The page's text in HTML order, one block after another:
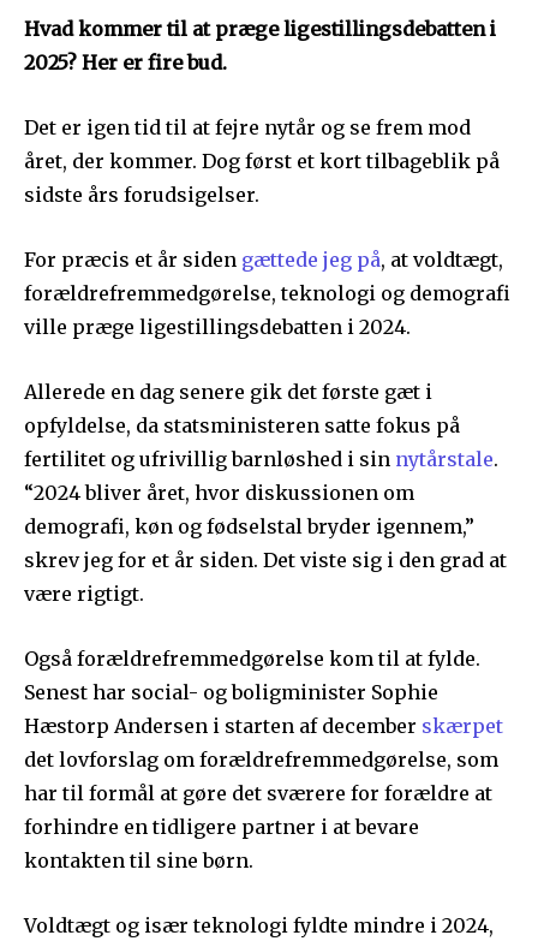
Hvad kommer til at præge ligestillingsdebatten i
2025? Her er fire bud.
Det er igen tid til at fejre nytår og se frem mod
året, der kommer. Dog først et kort tilbageblik på
sidste års forudsigelser.
For præcis et år siden gættede jeg på, at voldtægt,
forældrefremmedgørelse, teknologi og demografi
ville præge ligestillingsdebatten i 2024.
Allerede en dag senere gik det første gæt i
opfyldelse, da statsministeren satte fokus på
fertilitet og ufrivillig barnløshed i sin nytårstale.
“2024 bliver året, hvor diskussionen om
demografi, køn og fødselstal bryder igennem,”
skrev jeg for et år siden. Det viste sig i den grad at
være rigtigt.
Også forældrefremmedgørelse kom til at fylde.
Senest har social- og boligminister Sophie
Hæstorp Andersen i starten af december skærpet
det lovforslag om forældrefremmedgørelse, som
har til formål at gøre det sværere for forældre at
forhindre en tidligere partner i at bevare
kontakten til sine børn.
Voldtægt og især teknologi fyldte mindre i 2024,